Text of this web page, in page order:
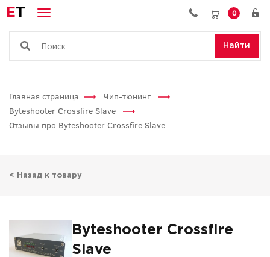
ET 0
Найти
Главная страница
Чип-тюнинг
Byteshooter Crossfire Slave
Отзывы про Byteshooter Crossfire Slave
< Назад к товару
Byteshooter Crossfire
Slave